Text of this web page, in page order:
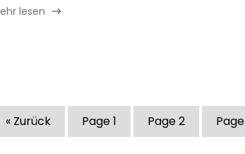
lesen
« Zurück Page1 Page2 Page